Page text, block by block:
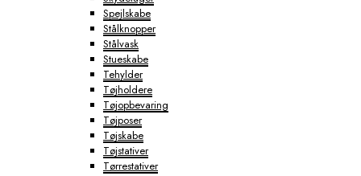
Spejlskabe
Stålknopper
Stålvask
Stueskabe
Tehylder
Tøjholdere
Tøjopbevaring
Tøjposer
Tøjskabe
Tøjstativer
Tørrestativer